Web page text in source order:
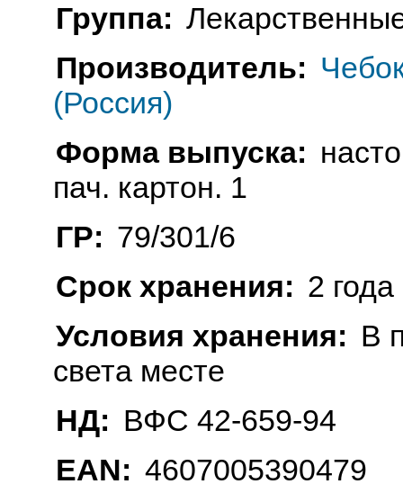
Группа:
Производитель:
(Россия)
Форма выпуска:
пач. картон. 1
ГР: 79/301/6
Срок хранения: 2 года
Условия хранения: В
света месте
НД: ВФС 42-659-94
EAN: 4607005390479